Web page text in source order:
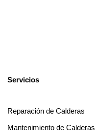
Servicios
Reparación de Calderas
Mantenimiento de Calderas